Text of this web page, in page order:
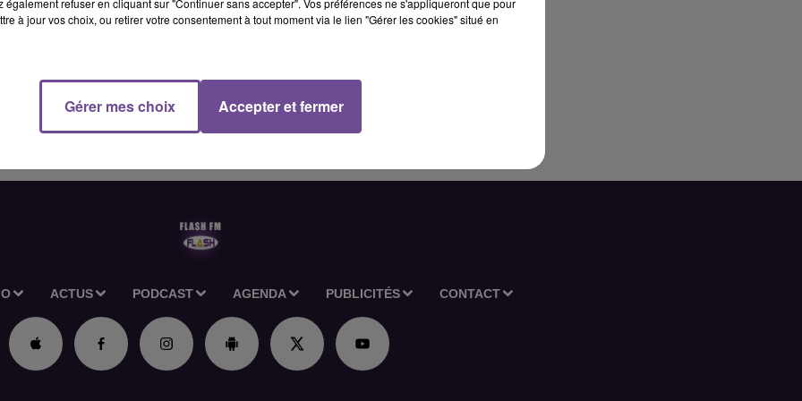
consistera à mettre en place les équipements de cuisine et
fruits et légumes, cuire des viandes, poissons, dresser des
Référence de l’offre Pôle Emploi : 8677171
ACTUS PODCAST AGENDA PUBLICITÉS CONTACT
à jour vos choix, ou retirer votre consentement à tout moment via le lien "Gérer les cookies" situé en
Gérer mes choix Accepter et fermer